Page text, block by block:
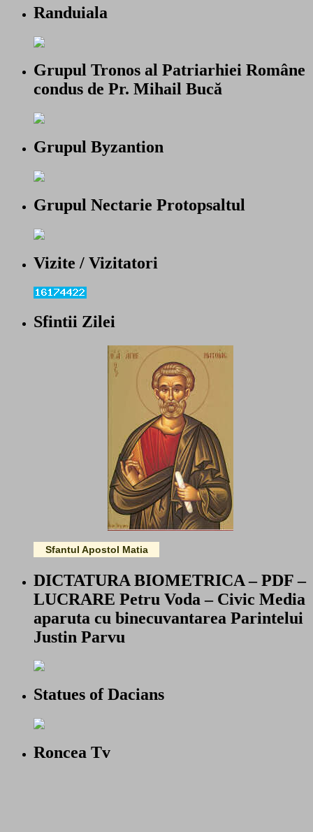
Randuiala
Grupul Tronos al Patriarhiei Române
condus de Pr. Mihail Bucă
Grupul Byzantion
Grupul Nectarie Protopsaltul
Vizite / Vizitatori
Sfintii Zilei
Sfantul Apostol Matia
DICTATURA BIOMETRICA – PDF –
LUCRARE Petru Voda – Civic Media
aparuta cu binecuvantarea Parintelui
Justin Parvu
Statues of Dacians
Roncea Tv